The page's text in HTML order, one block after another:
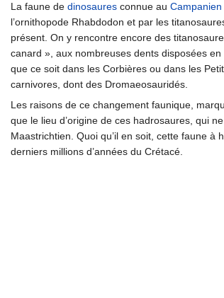
La faune de dinosaures connue au Campanien
l’ornithopode Rhabdodon et par les
présent. On y rencontre encore des
canard », aux nombreuses dents disposées
que ce soit dans les Corbières ou dans les
carnivores, dont des Dromaeosauridés.
Les raisons de ce changement faunique,
que le lieu d’origine de ces hadrosaures, qui
Maastrichtien. Quoi qu’il en soit, cette faune
derniers millions d’années du Crétacé.